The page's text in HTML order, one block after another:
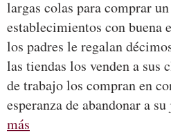
largas colas para comprar
establecimientos con buena
los padres le regalan
las tiendas los venden a sus
de trabajo los compran en
esperanza de abandonar a
más